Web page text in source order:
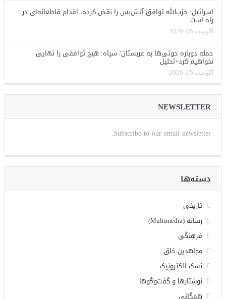
اسرائیل: حزب‌الله توافق آتش‌بس را نقض کرده، اقدام قاطعانه‌ای در
راه است
آگوست 05, 2026
حمله دوباره حوثی‌ها به عربستان؛ سپاه: هیچ توافقی را نهایی
نخواهیم کرد+تحلیل
آگوست 05, 2026
NEWSLETTER
Subscribe to our email newsletter.
دسته‌ها
تاریخی
رسانه (Multimedia)
فرهنگی
مجاهدین خلق
نسک الکترونیک
نوشتارها و گفت‌وگوها
همگانی